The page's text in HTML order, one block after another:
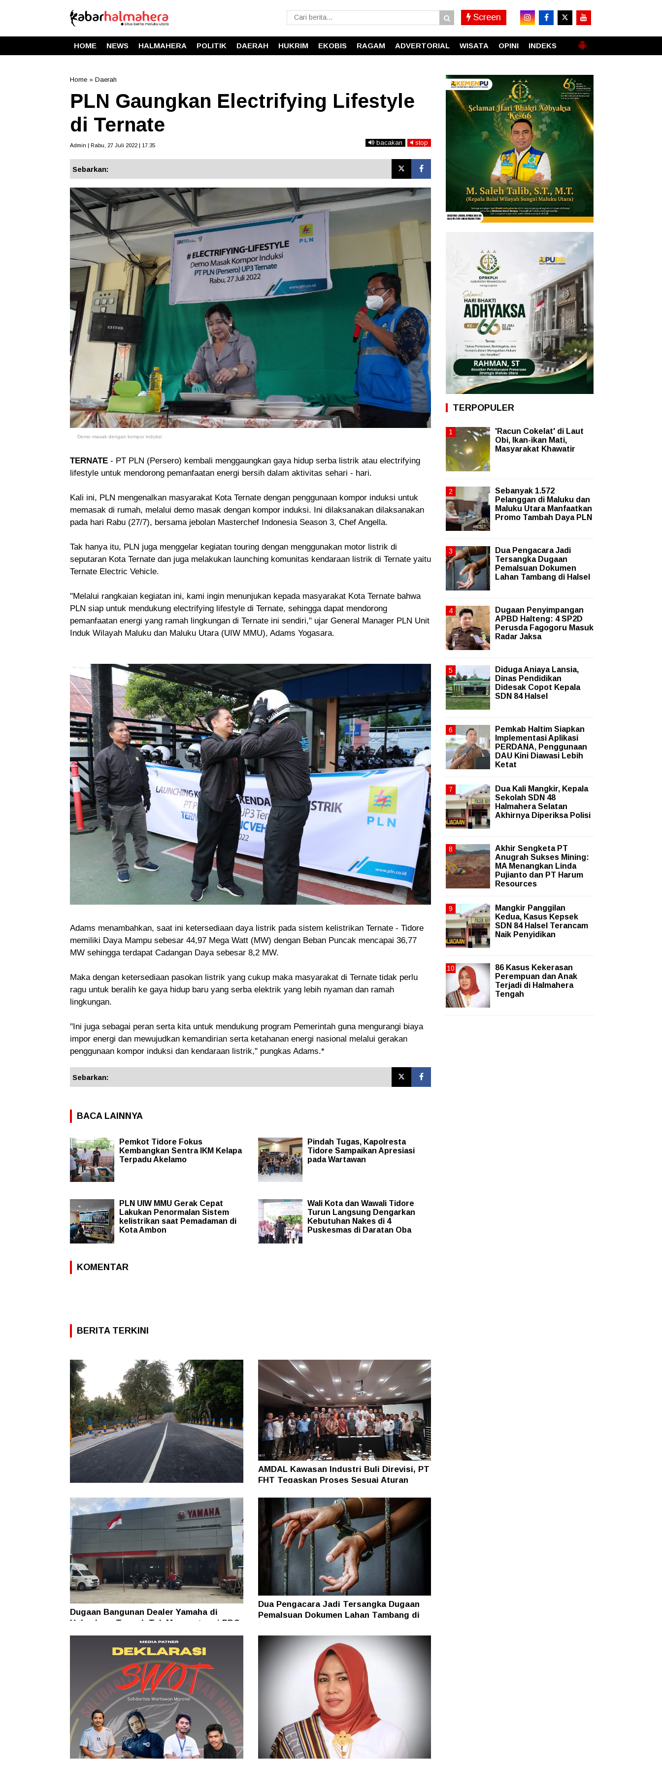
Screen
HOME NEWS HALMAHERA POLITIK DAERAH HUKRIM EKOBIS RAGAM ADVERTORIAL WISATA OPINI INDEKS
Home » Daerah
PLN Gaungkan Electrifying Lifestyle
di Ternate
Admin | Rabu, 27 Juli 2022 | 17.35 bacakan stop
Sebarkan:
Demo masak dengan kompor induksi
TERNATE - PT PLN (Persero) kembali menggaungkan gaya hidup serba listrik atau electrifying
lifestyle untuk mendorong pemanfaatan energi bersih dalam aktivitas sehari - hari.
Kali ini, PLN mengenalkan masyarakat Kota Ternate dengan penggunaan kompor induksi untuk
memasak di rumah, melalui demo masak dengan kompor induksi. Ini dilaksanakan dilaksanakan
pada hari Rabu (27/7), bersama jebolan Masterchef Indonesia Season 3, Chef Angella.
Tak hanya itu, PLN juga menggelar kegiatan touring dengan menggunakan motor listrik di
seputaran Kota Ternate dan juga melakukan launching komunitas kendaraan listrik di Ternate yaitu
Ternate Electric Vehicle.
"Melalui rangkaian kegiatan ini, kami ingin menunjukan kepada masyarakat Kota Ternate bahwa
PLN siap untuk mendukung electrifying lifestyle di Ternate, sehingga dapat mendorong
pemanfaatan energi yang ramah lingkungan di Ternate ini sendiri," ujar General Manager PLN Unit
Induk Wilayah Maluku dan Maluku Utara (UIW MMU), Adams Yogasara.
Adams menambahkan, saat ini ketersediaan daya listrik pada sistem kelistrikan Ternate - Tidore
memiliki Daya Mampu sebesar 44,97 Mega Watt (MW) dengan Beban Puncak mencapai 36,77
MW sehingga terdapat Cadangan Daya sebesar 8,2 MW.
Maka dengan ketersediaan pasokan listrik yang cukup maka masyarakat di Ternate tidak perlu
ragu untuk beralih ke gaya hidup baru yang serba elektrik yang lebih nyaman dan ramah
lingkungan.
"Ini juga sebagai peran serta kita untuk mendukung program Pemerintah guna mengurangi biaya
impor energi dan mewujudkan kemandirian serta ketahanan energi nasional melalui gerakan
penggunaan kompor induksi dan kendaraan listrik," pungkas Adams.*
Sebarkan:
BACA LAINNYA
Pemkot Tidore Fokus
Kembangkan Sentra IKM Kelapa
Terpadu Akelamo
Pindah Tugas, Kapolresta
Tidore Sampaikan Apresiasi
pada Wartawan
PLN UIW MMU Gerak Cepat
Lakukan Penormalan Sistem
kelistrikan saat Pemadaman di
Kota Ambon
Wali Kota dan Wawali Tidore
Turun Langsung Dengarkan
Kebutuhan Nakes di 4
Puskesmas di Daratan Oba
KOMENTAR
BERITA TERKINI
Jembatan Kasango-Beringin Capai 95
Persen, Akses Taliabu Barat Laut Segera
Terhubung
AMDAL Kawasan Industri Buli Direvisi, PT
FHT Tegaskan Proses Sesuai Aturan
Dugaan Bangunan Dealer Yamaha di
Halmahera Tengah Tak Mengantongi PBG
Dua Pengacara Jadi Tersangka Dugaan
Pemalsuan Dokumen Lahan Tambang di
TERPOPULER
'Racun Cokelat' di Laut
Obi, Ikan-ikan Mati,
Masyarakat Khawatir
Sebanyak 1.572
Pelanggan di Maluku dan
Maluku Utara Manfaatkan
Promo Tambah Daya PLN
Dua Pengacara Jadi
Tersangka Dugaan
Pemalsuan Dokumen
Lahan Tambang di Halsel
Dugaan Penyimpangan
APBD Halteng: 4 SP2D
Perusda Fagogoru Masuk
Radar Jaksa
Diduga Aniaya Lansia,
Dinas Pendidikan
Didesak Copot Kepala
SDN 84 Halsel
Pemkab Haltim Siapkan
Implementasi Aplikasi
PERDANA, Penggunaan
DAU Kini Diawasi Lebih
Ketat
Dua Kali Mangkir, Kepala
Sekolah SDN 48
Halmahera Selatan
Akhirnya Diperiksa Polisi
Akhir Sengketa PT
Anugrah Sukses Mining:
MA Menangkan Linda
Pujianto dan PT Harum
Resources
Mangkir Panggilan
Kedua, Kasus Kepsek
SDN 84 Halsel Terancam
Naik Penyidikan
86 Kasus Kekerasan
Perempuan dan Anak
Terjadi di Halmahera
Tengah